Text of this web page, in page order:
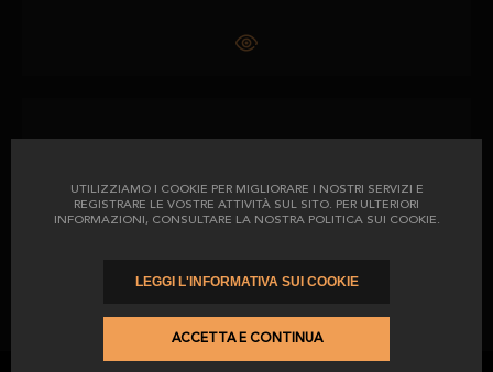
UTILIZZIAMO I COOKIE PER MIGLIORARE I NOSTRI SERVIZI E
REGISTRARE LE VOSTRE ATTIVITÀ SUL SITO. PER ULTERIORI
INFORMAZIONI, CONSULTARE LA NOSTRA POLITICA SUI COOKIE.
ACCETTA E CONTINUA
Da El Catedrático desideriamo ringraziarvi per
esservi registrati nel nostro negozio online.
LEGGI L'INFORMATIVA SUI COOKIE